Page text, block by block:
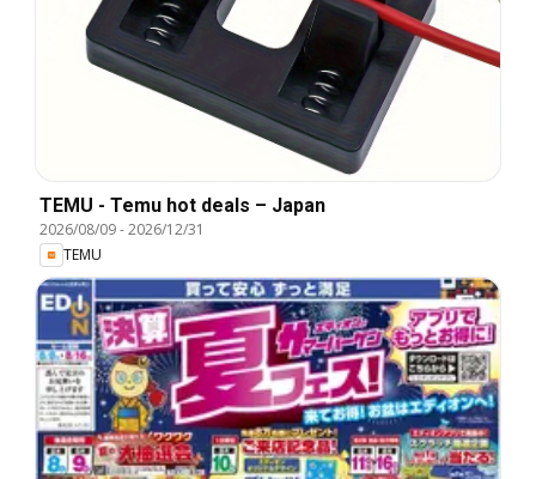
TEMU - Temu hot deals – Japan
2026/08/09-2026/12/31
TEMU